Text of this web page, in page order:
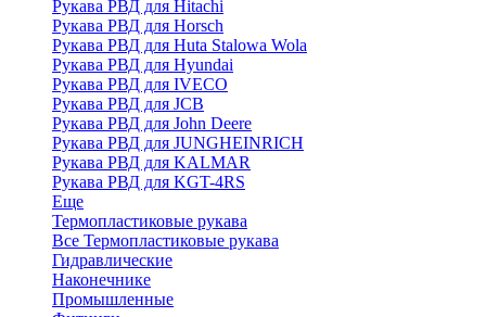
Рукава РВД для Hitachi
Рукава РВД для Horsch
Рукава РВД для Huta Stalowa Wola
Рукава РВД для Hyundai
Рукава РВД для IVECO
Рукава РВД для JCB
Рукава РВД для John Deere
Рукава РВД для JUNGHEINRICH
Рукава РВД для KALMAR
Рукава РВД для KGT-4RS
Еще
Термопластиковые рукава
Все Термопластиковые рукава
Гидравлические
Наконечнике
Промышленные